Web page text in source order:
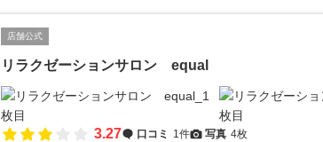
店舗公式
リラクゼーションサロン equal
3.27 口コミ 1件 写真 4枚